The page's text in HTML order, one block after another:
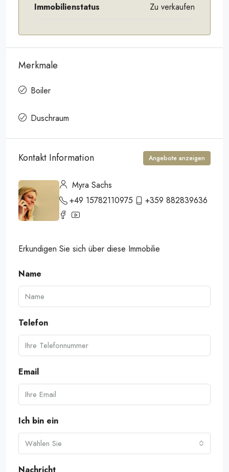
Immobilienstatus Zu verkaufen
Merkmale
Boiler
Duschraum
Kontakt Information Angebote anzeigen
Myra Sachs
+49 15782110975
+359 882839636
Erkundigen Sie sich über diese Immobilie
Name
Telefon
Email
Ich bin ein
Wählen Sie
Nachricht